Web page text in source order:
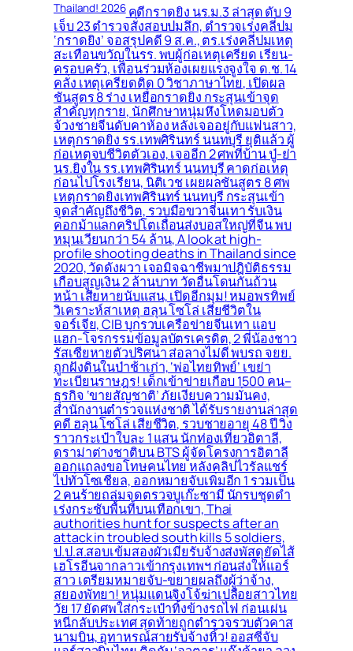
Thailand! 2026คดีกราดยิง นร.ม.3 ล่าสุด ดับ 9
เจ็บ 23 ตำรวจสั่งสอบปมลึก, ตำรวจเร่งคลี่ปม
‘กราดยิง’ จอสรุปคดี 9 ส.ค., ตร.เร่งคลี่ปมเหตุ
สะเทือนขวัญในรร. พบผู้ก่อเหตุเครียด เรียน-
ครอบครัว, เพื่อนร่วมห้องเผยแรงจูงใจ ด.ช. 14
คลั่ง เหตุเครียดติด 0 วิชาภาษาไทย, เปิดผล
ชันสูตร 8 ร่าง เหยื่อกราดยิง กระสุนเข้าจุด
สำคัญทุกราย, นักศึกษาหนุ่มหึงโหดมอบตัว
จ้วงชายจีนดับคาห้อง หลังเจออยู่กับแฟนสาว,
เหตุกราดยิง รร.เทพศิรินทร์ นนทบุรี ยุติแล้ว ผู้
ก่อเหตุจบชีวิตตัวเอง, เจออีก 2 ศพที่บ้าน ปู่-ย่า
นร.ยิงใน รร.เทพศิรินทร์ นนทบุรี คาดก่อเหตุ
ก่อนไปโรงเรียน, นิติเวช เผยผลชันสูตร 8 ศพ
เหตุกราดยิงเทพศิรินทร์ นนทบุรี กระสุนเข้า
จุดสำคัญถึงชีวิต, รวบมือขวาจีนเทา รับเงิน
คอกม้าแลกคริปโตเถื่อนส่งบอสใหญ่ที่จีน พบ
หมุนเวียนกว่า 54 ล้าน, A look at high-
profile shooting deaths in Thailand since
2020, วัดดังผวา เจอมิจฉาชีพมาปฎิบัติธรรม
เกือบสูญเงิน 2 ล้านบาท วัดอื่นโดนกันถ้วน
หน้า เสียหายนับแสน, เปิดอีกมุม! หมอพรทิพย์
วิเคราะห์สาเหตุ ฮลุน โซโล่ เสียชีวิตใน
จอร์เจีย, CIB บุกรวบเครือข่ายจีนเทา แอบ
แฮก-โจรกรรมข้อมูลบัตรเครดิต, 2 พี่น้องชาว
รัสเซียหายตัวปริศนา ส่อลางไม่ดี พบรถ จยย.
ถูกฝังดินในป่าช้าเก่า, ‘พ่อไทยทิพย์’ เขย่า
ทะเบียนราษฎร! เด็กเข้าข่ายเกือบ 1500 คน–
ธุรกิจ ‘ขายสัญชาติ’ ภัยเงียบความมั่นคง,
สำนักงานตำรวจแห่งชาติ ได้รับรายงานล่าสุด
คดี ฮลุน โซโล่ เสียชีวิต, รวบชายอายุ 48 ปี วิ่ง
ราวกระเป๋าใบละ 1 แสน นักท่องเที่ยวอิตาลี,
ดราม่าต่างชาติบน BTS ผู้จัดโครงการอิตาลี
ออกแถลงขอโทษคนไทย หลังคลิปไวรัลแชร์
ไปทั่วโซเชียล, ออกหมายจับเพิ่มอีก 1 รวมเป็น
2 คนร้ายถล่มจุดตรวจบูเก๊ะซามี นักรบชุดดำ
เร่งกระชับพื้่นที่บนเทือกเขา, Thai
authorities hunt for suspects after an
attack in troubled south kills 5 soldiers,
ป.ป.ส.สอบเข้มสองผัวเมียรับจ้างส่งพัสดุยัดไส้
เฮโรอีนจากลาวเข้ากรุงเทพฯ ก่อนส่งให้แอร์
สาว เตรียมหมายจับ-ขยายผลถึงผู้ว่าจ้าง,
สยองพัทยา! หนุ่มแดนจิงโจ้ฆ่าเปลือยสาวไทย
วัย 17 ยัดศพใส่กระเป๋าทิ้งข้างรถไฟ ก่อนเผ่น
หนีกลับประเทศ สุดท้ายถูกตำรวจรวบตัวคาส
นามบิน, อุทาหรณ์สายรับจ้างหิ้ว! ออสซี่จับ